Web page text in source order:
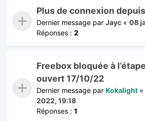
Plus de connexion
Dernier message par Jayc « 08
Réponses : 2
Freebox bloquée à
ouvert 17/10/22
Dernier message par Kokalight «
2022, 19:18
Réponses : 1